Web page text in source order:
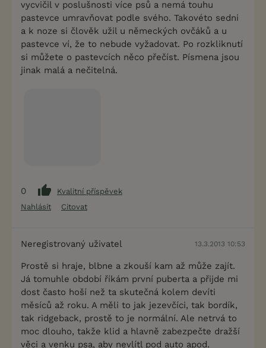
vycvičil v poslušnosti více psů a nemá touhu
pastevce umravňovat podle svého. Takovéto sedni
a k noze si člověk užil u německých ovčáků a u
pastevce ví, že to nebude vyžadovat. Po rozkliknutí
si můžete o pastevcích něco přečíst. Písmena jsou
jinak malá a nečitelná.
0
Kvalitní příspěvek
Nahlásit
Citovat
Neregistrovaný uživatel 13.3.2013 10:53
Prostě si hraje, blbne a zkouší kam až může zajít.
Já tomuhle období říkám první puberta a přijde mi
dost často hoší než ta skutečná kolem devíti
měsíců až roku. A měli to jak jezevčíci, tak bordík,
tak ridgeback, prostě to je normální. Ale netrvá to
moc dlouho, takže klid a hlavně zabezpečte dražší
věci a venku psa, aby nevlítl pod auto apod.